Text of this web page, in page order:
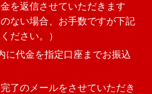
を返信させていただきます
ない場合、お手数ですが下記
ださい。）
代金を指定口座までお振込
了のメールをさせていただき